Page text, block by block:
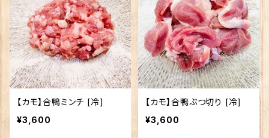
【カモ】合鴨ミンチ [冷]
¥3,600
【カモ】合鴨ぶつ切り [冷]
¥3,600